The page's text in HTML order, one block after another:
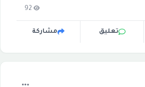
92
تعليق مشاركة